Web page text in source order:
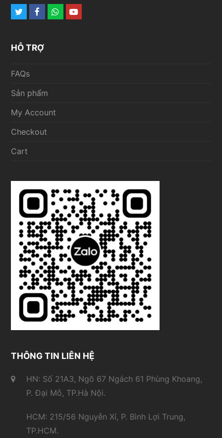
TwitterFacebook
Whatsapp
Youtube
HỖ TRỢ
FAQs
Sản phẩm
My Account
Checkout
Cart
THÔNG TIN LIÊN HỆ
HN: Số 21A3, Ngõ 67 Ngách 61 Phùng Khoang,
P. Đại Mỗ, TP.Hà Nội.
HCM: 215/56 Nguyễn Xí, P. Bình Lợi Trung,
TP.HCM.